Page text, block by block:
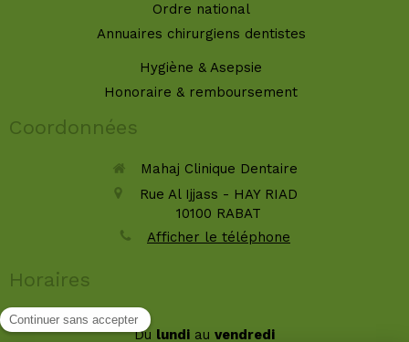
Ordre national
Annuaires chirurgiens dentistes
Hygiène & Asepsie
Honoraire & remboursement
Coordonnées
Mahaj Clinique Dentaire
Rue Al Ijjass - HAY RIAD
10100 RABAT
Afficher le téléphone
Horaires
Du lundi au vendredi